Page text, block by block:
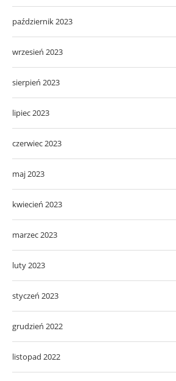
październik 2023
wrzesień 2023
sierpień 2023
lipiec 2023
czerwiec 2023
maj 2023
kwiecień 2023
marzec 2023
luty 2023
styczeń 2023
grudzień 2022
listopad 2022